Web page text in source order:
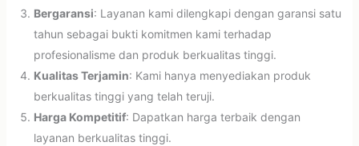
Bergaransi: Layanan kami dilengkapi dengan garansi satu
tahun sebagai bukti komitmen kami terhadap
profesionalisme dan produk berkualitas tinggi.
Kualitas Terjamin: Kami hanya menyediakan produk
berkualitas tinggi yang telah teruji.
Harga Kompetitif: Dapatkan harga terbaik dengan
layanan berkualitas tinggi.